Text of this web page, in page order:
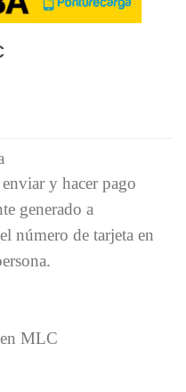
y hacer pago
generado a
número de tarjeta en
MLC